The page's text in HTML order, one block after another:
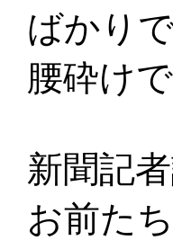
ばかり
腰砕けで
新聞記
お前た